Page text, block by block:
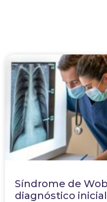
Síndrome de
diagnóstico inicial